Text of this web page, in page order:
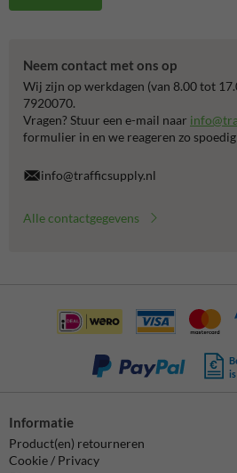
Neem contact met ons op
Wij zijn op werkdagen (van 8.00 tot
7920070.
Vragen? Stuur een e-mail naar
formulier in en we reageren zo
info@trafficsupply.nl
Alle contactgegevens
Informatie
Product(en) retourneren
Cookie / Privacy